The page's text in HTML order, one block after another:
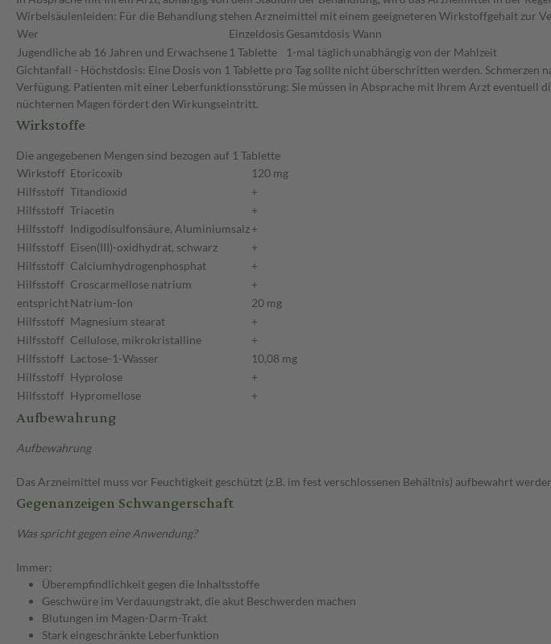
Wirbelsäulenleiden: Für die Behandlung stehen Arzneimittel mit einem geeigneteren Wirkstoffgehalt zur
Wer
Einzeldosis Gesamtdosis Wann
Jugendliche ab 16 Jahren und Erwachsene 1 Tablette 1-mal täglich unabhängig von der Mahlzeit
Gichtanfall - Höchstdosis: Eine Dosis von 1 Tablette pro Tag sollte nicht überschritten werden.
Verfügung. Patienten mit einer Leberfunktionsstörung: Sie müssen in Absprache mit Ihrem Arzt eventuell
nüchternen Magen fördert den Wirkungseintritt.
Wirkstoffe
Die angegebenen Mengen sind bezogen auf 1 Tablette
Wirkstoff Etoricoxib
120 mg
Hilfsstoff Titandioxid
+
Hilfsstoff Triacetin
+
Hilfsstoff Indigodisulfonsäure, Aluminiumsalz+
Hilfsstoff Eisen(III)-oxidhydrat, schwarz
+
Hilfsstoff Calciumhydrogenphosphat
+
Hilfsstoff Croscarmellose natrium
+
entsprichtNatrium-Ion
20 mg
Hilfsstoff Magnesium stearat
+
Hilfsstoff Cellulose, mikrokristalline
+
Hilfsstoff Lactose-1-Wasser
10,08 mg
Hilfsstoff Hyprolose
+
Hilfsstoff Hypromellose +
Aufbewahrung
Aufbewahrung
Das Arzneimittel muss vor Feuchtigkeit geschützt (z.B. im fest verschlossenen Behältnis) aufbewahrt
Gegenanzeigen Schwangerschaft
Was spricht gegen eine Anwendung?
Immer:
Überempfindlichkeit gegen die Inhaltsstoffe
Geschwüre im Verdauungstrakt, die akut Beschwerden machen
Blutungen im Magen-Darm-Trakt
Stark eingeschränkte Leberfunktion